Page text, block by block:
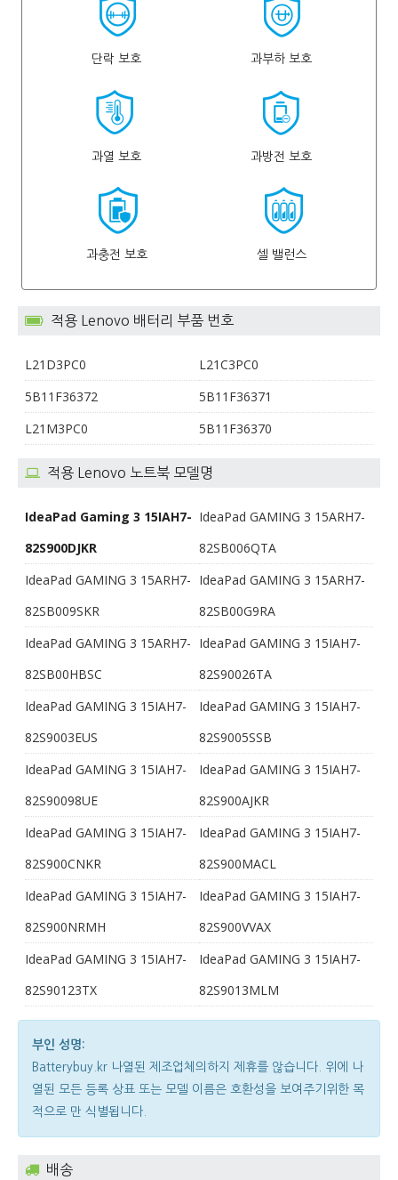
단락 보호 과부하 보호
과열 보호 과방전 보호
과충전 보호 셀 밸런스
적용 Lenovo 배터리 부품 번호
L21D3PC0
L21C3PC0
5B11F36372
5B11F36371
L21M3PC0
5B11F36370
적용 Lenovo 노트북 모델명
IdeaPad Gaming 3 15IAH7-
82S900DJKR
IdeaPad GAMING 3 15ARH7-
82SB006QTA
IdeaPad GAMING 3 15ARH7-
82SB009SKR
IdeaPad GAMING 3 15ARH7-
82SB00G9RA
IdeaPad GAMING 3 15ARH7-
82SB00HBSC
IdeaPad GAMING 3 15IAH7-
82S90026TA
IdeaPad GAMING 3 15IAH7-
82S9003EUS
IdeaPad GAMING 3 15IAH7-
82S9005SSB
IdeaPad GAMING 3 15IAH7-
82S90098UE
IdeaPad GAMING 3 15IAH7-
82S900AJKR
IdeaPad GAMING 3 15IAH7-
82S900CNKR
IdeaPad GAMING 3 15IAH7-
82S900MACL
IdeaPad GAMING 3 15IAH7-
82S900NRMH
IdeaPad GAMING 3 15IAH7-
82S900VVAX
IdeaPad GAMING 3 15IAH7-
82S90123TX
IdeaPad GAMING 3 15IAH7-
82S9013MLM
부인 성명:
Batterybuy.kr 나열된 제조업체의하지 제휴를 않습니다. 위에 나
열된 모든 등록 상표 또는 모델 이름은 호환성을 보여주기위한 목
적으로 만 식별됩니다.
배송